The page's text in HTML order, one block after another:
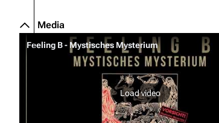
Media
Feeling B - Mystisches Mysterium
Load video